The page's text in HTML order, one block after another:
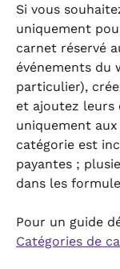
Si vous
uniquement
carnet réservé
événements du
particulier),
et ajoutez leurs
uniquement
catégorie est
payantes ;
dans les
Pour un guide
Catégories de